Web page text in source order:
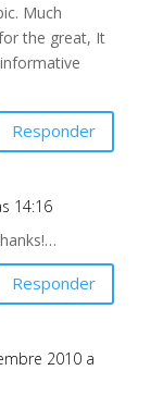
Much
the great, It
Responder
14:16
Responder
2010 a